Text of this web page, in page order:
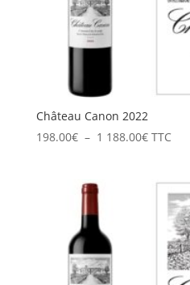
Château Canon 2022
198.00€ – 1 188.00€Plage
198.00€
188.00€
TTC